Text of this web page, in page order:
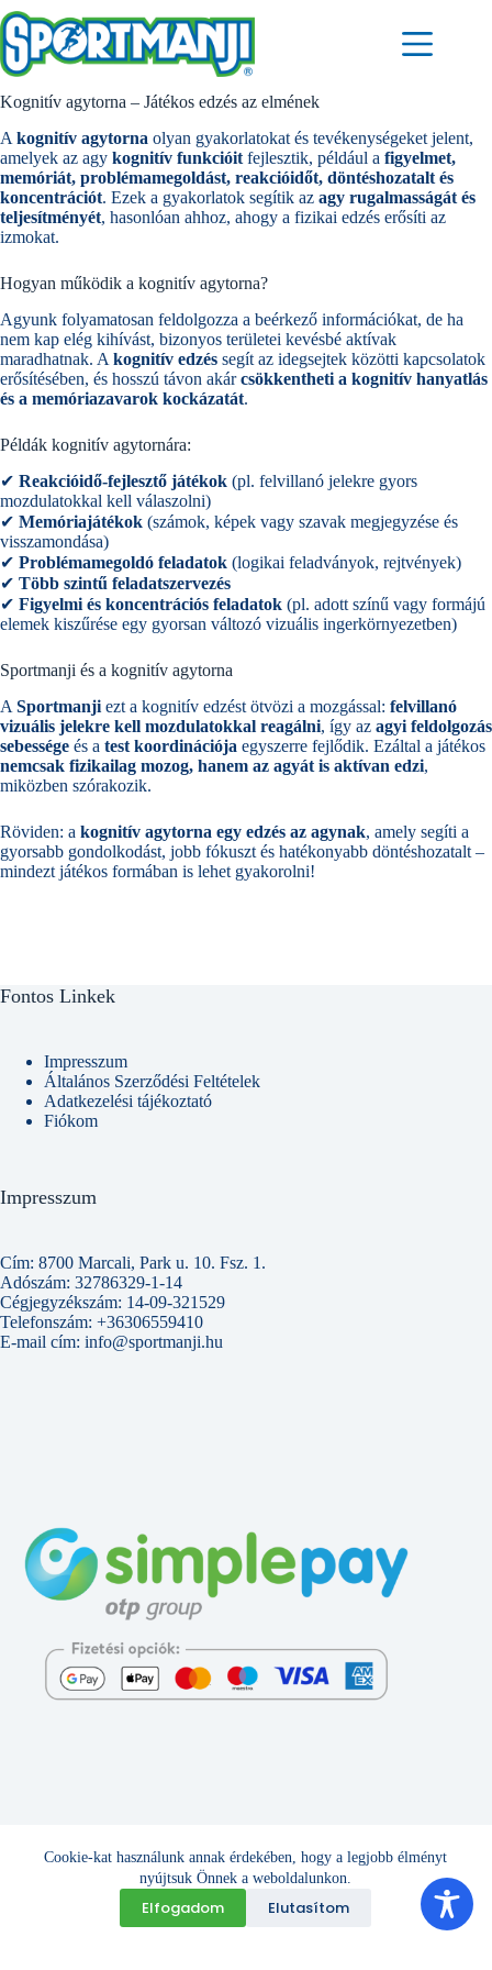
Skip
to
content
Cookie-kat használunk annak érdekében, hogy a legjobb élményt
nyújtsuk Önnek a weboldalunkon.
Elfogadom Elutasítom
Kognitív agytorna – Játékos edzés az elmének
A kognitív agytorna olyan gyakorlatokat és tevékenységeket jelent,
amelyek az agy kognitív funkcióit fejlesztik, például a figyelmet,
memóriát, problémamegoldást, reakcióidőt, döntéshozatalt és
koncentrációt. Ezek a gyakorlatok segítik az agy rugalmasságát és
teljesítményét, hasonlóan ahhoz, ahogy a fizikai edzés erősíti az
izmokat.
Hogyan működik a kognitív agytorna?
Agyunk folyamatosan feldolgozza a beérkező információkat, de ha
nem kap elég kihívást, bizonyos területei kevésbé aktívak
maradhatnak. A kognitív edzés segít az idegsejtek közötti kapcsolatok
erősítésében, és hosszú távon akárcsökkentheti a kognitív hanyatlás
és a memóriazavarok kockázatát.
Példák kognitív agytornára:
✔ Reakcióidő-fejlesztő játékok (pl. felvillanó jelekre gyors
mozdulatokkal kell válaszolni)
✔ Memóriajátékok (számok, képek vagy szavak megjegyzése és
visszamondása)
✔ Problémamegoldó feladatok (logikai feladványok, rejtvények)
✔ Több szintű feladatszervezés
✔ Figyelmi és koncentrációs feladatok (pl. adott színű vagy formájú
elemek kiszűrése egy gyorsan változó vizuális ingerkörnyezetben)
Sportmanji és a kognitív agytorna
A Sportmanji ezt a kognitív edzést ötvözi a mozgással: felvillanó
vizuális jelekre kell mozdulatokkal reagálni, így az agyi feldolgozás
sebessége és a test koordinációja egyszerre fejlődik. Ezáltal a játékos
nemcsak fizikailag mozog, hanem az agyát is aktívan edzi,
miközben szórakozik.
Röviden: a kognitív agytorna egy edzés az agynak, amely segíti a
gyorsabb gondolkodást, jobb fókuszt és hatékonyabb döntéshozatalt –
mindezt játékos formában is lehet gyakorolni!
Fontos Linkek
Impresszum
Általános Szerződési Feltételek
Adatkezelési tájékoztató
Fiókom
Impresszum
Cím: 8700 Marcali, Park u. 10. Fsz. 1.
Adószám: 32786329-1-14
Cégjegyzékszám: 14-09-321529
Telefonszám: +36306559410
E-mail cím: info@sportmanji.hu
Minden jog fenntartva © 2026 - Sportmanji -6Smethod